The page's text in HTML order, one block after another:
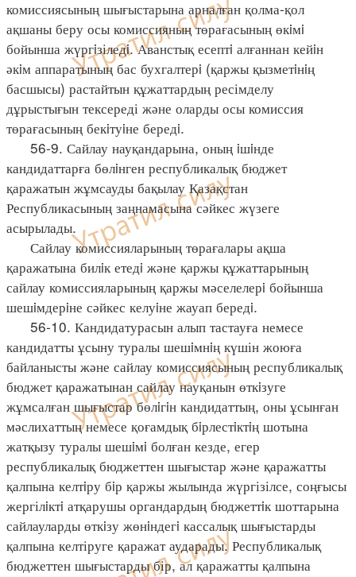
комиссиясының шығыстарына арналған қолма-қол
ақшаны беру осы комиссияның төрағасының өкiмi
бойынша жүргiзіледi. Аванстық есептi алғаннан кейiн
әкiм аппаратының бас бухгалтерi (қаржы қызметiнiң
басшысы) растайтын құжаттардың ресімделу
дұрыстығын тексереді және оларды осы комиссия
төрағасының бекiтуiне бередi.
56-9. Сайлау науқандарына, оның iшiнде
кандидаттарға бөлiнген республикалық бюджет
қаражатын жұмсауды бақылау Қазақстан
Республикасының заңнамасына сәйкес жүзеге
асырылады.
Сайлау комиссияларының төрағалары ақша
қаражатына билiк етедi және қаржы құжаттарының
сайлау комиссияларының қаржы мәселелерi бойынша
шешiмдерiне сәйкес келуiне жауап бередi.
56-10. Кандидатурасын алып тастауға немесе
кандидатты ұсыну туралы шешiмнiң күшін жоюға
байланысты және сайлау комиссиясының республикалық
бюджет қаражатынан сайлау науқанын өткiзуге
жұмсалған шығыстар бөлiгiн кандидаттың, оны ұсынған
мәслихаттың немесе қоғамдық бiрлестiктiң шотына
жатқызу туралы шешiмi болған кезде, егер
республикалық бюджеттен шығыстар және қаражатты
қалпына келтiру бiр қаржы жылында жүргізілсе, соңғысы
жергілiктi атқарушы органдардың бюджеттiк шоттарына
сайлауларды өткiзу жөнiндегi кассалық шығыстарды
қалпына келтіруге қаражат аударады. Республикалық
бюджеттен шығыстарды бір, ал қаражатты қалпына